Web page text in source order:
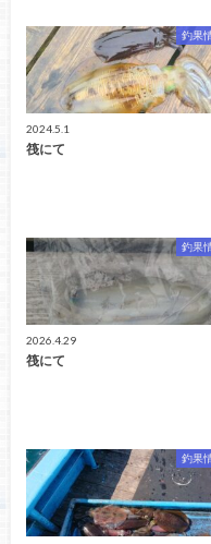
釣果
2024.5.1
筏にて
釣果
2026.4.29
筏にて
釣果